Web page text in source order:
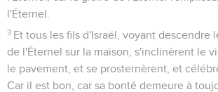
l'Éternel.
3 Et tous les fils d'Israël, voyant descendre
de l'Éternel sur la maison, s'inclinèrent le
le pavement, et se prosternèrent, et
Car il est bon, car sa bonté demeure à